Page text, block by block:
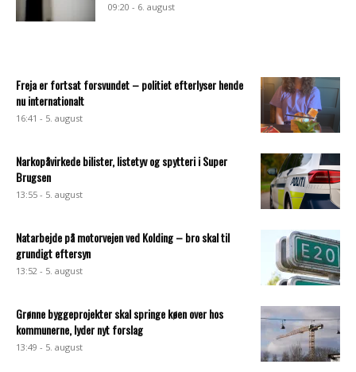
09:20 - 6. august
Freja er fortsat forsvundet – politiet efterlyser hende
nu internationalt
16:41 - 5. august
Narkopåvirkede bilister, listetyv og spytteri i Super
Brugsen
13:55 - 5. august
Natarbejde på motorvejen ved Kolding – bro skal til
grundigt eftersyn
13:52 - 5. august
Grønne byggeprojekter skal springe køen over hos
kommunerne, lyder nyt forslag
13:49 - 5. august